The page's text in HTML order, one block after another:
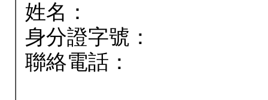
姓名：
身分證字號：
聯絡電話：